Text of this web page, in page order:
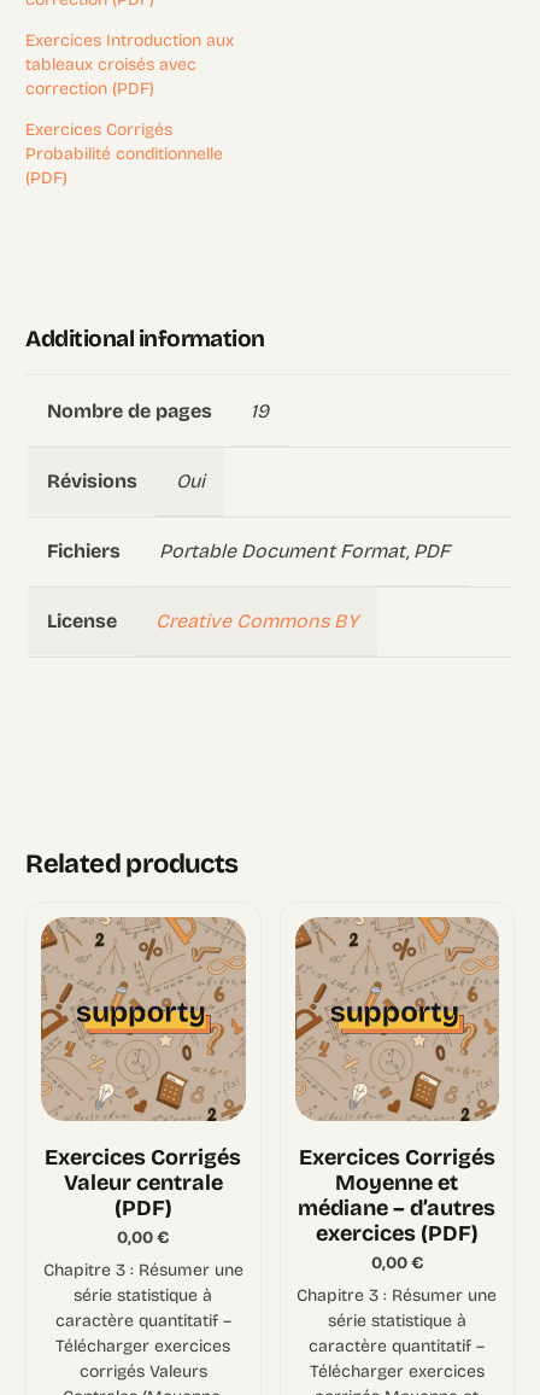
Exercices Introduction aux
tableaux croisés avec
correction (PDF)
Exercices Corrigés
Probabilité conditionnelle
(PDF)
Additional information
Nombre de pages 19
Révisions Oui
Fichiers Portable Document Format, PDF
License Creative Commons BY
Related products
Exercices Corrigés
Valeur centrale
(PDF)
0,00€
Chapitre 3 : Résumer une
série statistique à
caractère quantitatif –
Télécharger exercices
corrigés Valeurs
Exercices Corrigés
Moyenne et
médiane – d’autres
exercices (PDF)
0,00€
Chapitre 3 : Résumer une
série statistique à
caractère quantitatif –
Télécharger exercices